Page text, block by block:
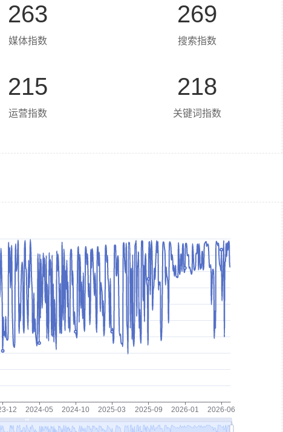
263
媒体指数
269
搜索指数
215
运营指数
218
关键词指数